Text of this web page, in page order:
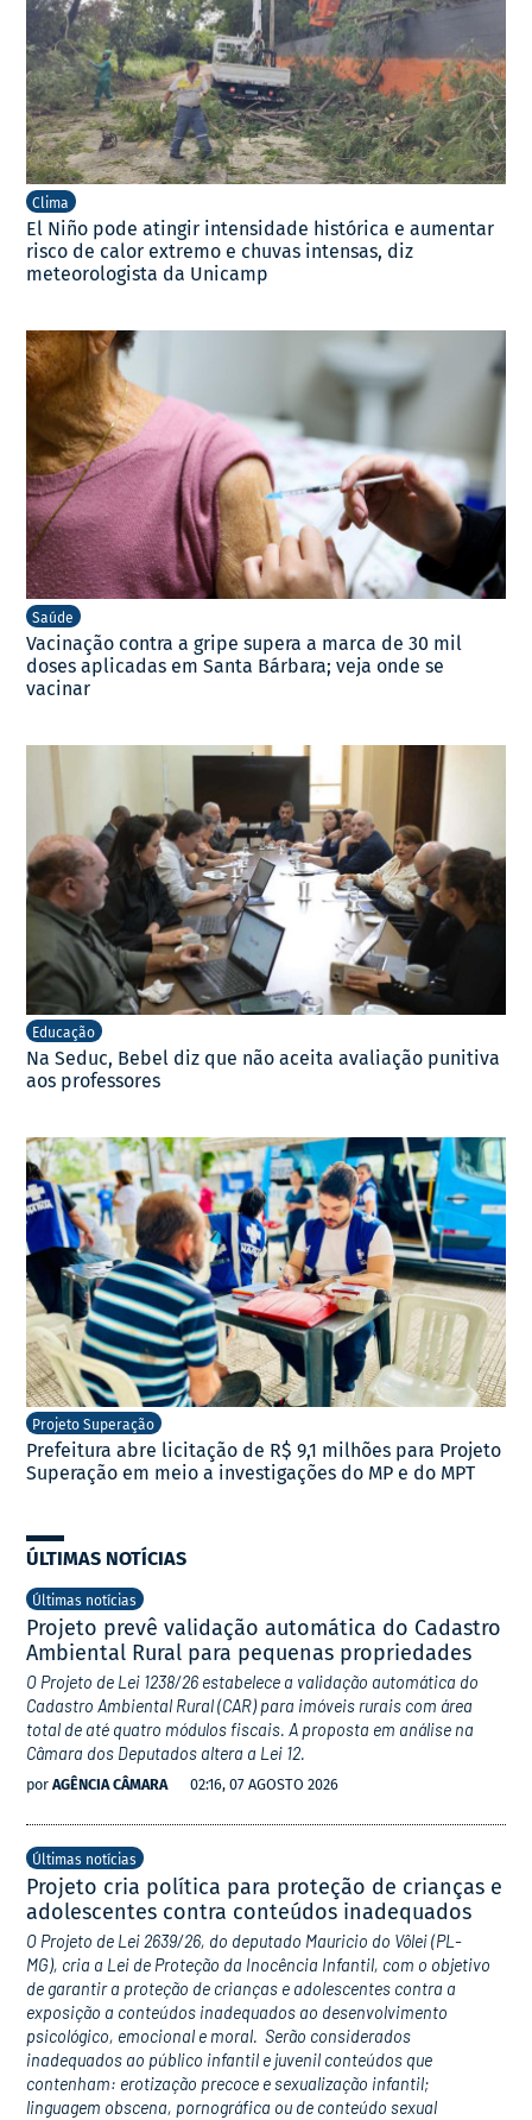
Clima
El Niño pode atingir intensidade histórica e aumentar
risco de calor extremo e chuvas intensas, diz
meteorologista da Unicamp
Saúde
Vacinação contra a gripe supera a marca de 30 mil
doses aplicadas em Santa Bárbara; veja onde se
vacinar
Educação
Na Seduc, Bebel diz que não aceita avaliação punitiva
aos professores
Projeto Superação
Prefeitura abre licitação de R$ 9,1 milhões para Projeto
Superação em meio a investigações do MP e do MPT
ÚLTIMAS NOTÍCIAS
Últimas notícias
Projeto prevê validação automática do Cadastro
Ambiental Rural para pequenas propriedades
O Projeto de Lei 1238/26 estabelece a validação automática do
Cadastro Ambiental Rural (CAR) para imóveis rurais com área
total de até quatro módulos fiscais. A proposta em análise na
Câmara dos Deputados altera a Lei 12.
por AGÊNCIA CÂMARA 02:16, 07 AGOSTO 2026
Últimas notícias
Projeto cria política para proteção de crianças e
adolescentes contra conteúdos inadequados
O Projeto de Lei 2639/26, do deputado Mauricio do Vôlei (PL-
MG), cria a Lei de Proteção da Inocência Infantil, com o objetivo
de garantir a proteção de crianças e adolescentes contra a
exposição a conteúdos inadequados ao desenvolvimento
psicológico, emocional e moral. Serão considerados
inadequados ao público infantil e juvenil conteúdos que
contenham: erotização precoce e sexualização infantil;
linguagem obscena, pornográfica ou de conteúdo sexual